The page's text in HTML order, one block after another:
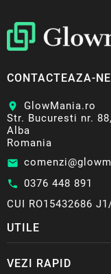
CONTACTEAZA-NE
location_on
GlowMania.ro
Str. Bucuresti nr.
Alba
Romania
email
call 0376 448 891
CUI RO15432686
UTILE
VEZI RAPID